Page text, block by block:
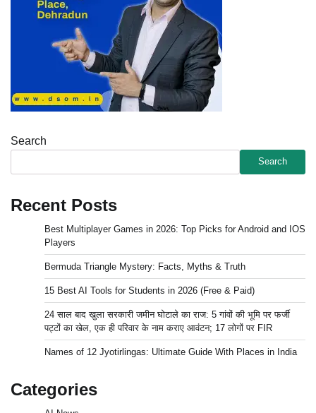
Search
Search
Recent Posts
Best Multiplayer Games in 2026: Top Picks for Android and IOS
Players
Bermuda Triangle Mystery: Facts, Myths & Truth
15 Best AI Tools for Students in 2026 (Free & Paid)
24 साल बाद खुला सरकारी जमीन घोटाले का राज: 5 गांवों की भूमि पर फर्जी
पट्टों का खेल, एक ही परिवार के नाम कराए आवंटन; 17 लोगों पर FIR
Names of 12 Jyotirlingas: Ultimate Guide With Places in India
Categories